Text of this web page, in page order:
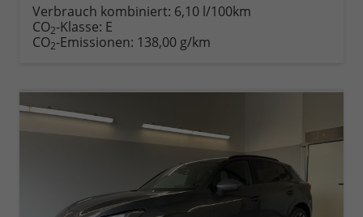
anfordern
Datei,
Verbrauch kombiniert: 6,10 l/100km
CO2-Klasse: E
CO2-Emissionen: 138,00 g/km